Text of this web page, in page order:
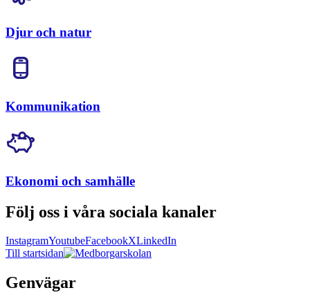
Djur och natur
Kommunikation
Ekonomi och samhälle
Följ oss i våra sociala kanaler
InstagramYoutubeFacebookXLinkedIn
Till startsidan
Genvägar